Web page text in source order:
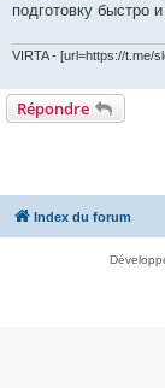
подготовку быстро
VIRTA - [url=https://t.me/
Répondre
Index du forum